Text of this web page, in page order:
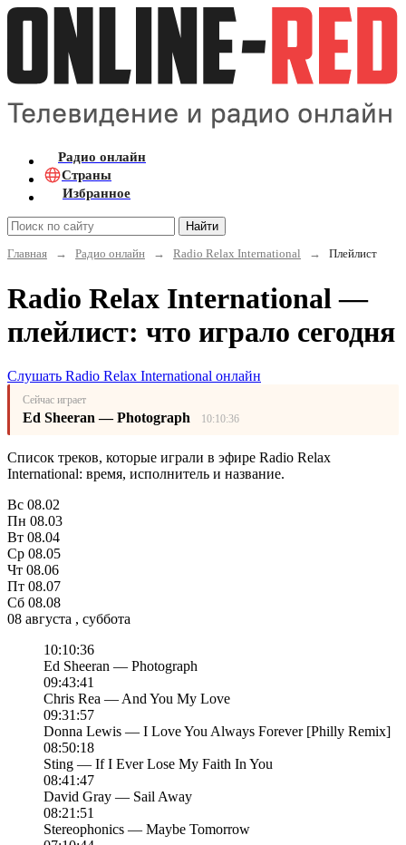
Радио онлайн
Страны
Избранное
Найти
Главная
→ Радио онлайн → Radio Relax International → Плейлист
Radio Relax International —
плейлист: что играло сегодня
Слушать Radio Relax International онлайн
Сейчас играет
Ed Sheeran — Photograph 10:10:36
Список треков, которые играли в эфире Radio Relax
International: время, исполнитель и название.
Вс 08.02
Пн 08.03
Вт 08.04
Ср 08.05
Чт 08.06
Пт 08.07
Сб 08.08
08 августа , суббота
10:10:36
Ed Sheeran — Photograph
09:43:41
Chris Rea — And You My Love
09:31:57
Donna Lewis — I Love You Always Forever [Philly Remix]
08:50:18
Sting — If I Ever Lose My Faith In You
08:41:47
David Gray — Sail Away
08:21:51
Stereophonics — Maybe Tomorrow